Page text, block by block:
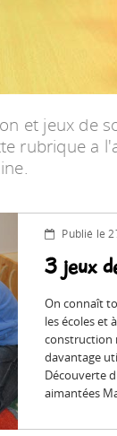
et jeux de
rubrique a
Publié le
3 jeux
On connaît
les écoles et
construction
davantage
Découverte
aimantées